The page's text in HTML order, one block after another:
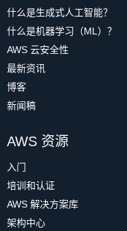
什么是生成式人工智能？
什么是机器学习（ML）？
AWS 云安全性
最新资讯
博客
新闻稿
AWS 资源
入门
培训和认证
AWS 解决方案库
架构中心